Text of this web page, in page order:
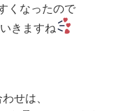
くなったので
きますね
せは、